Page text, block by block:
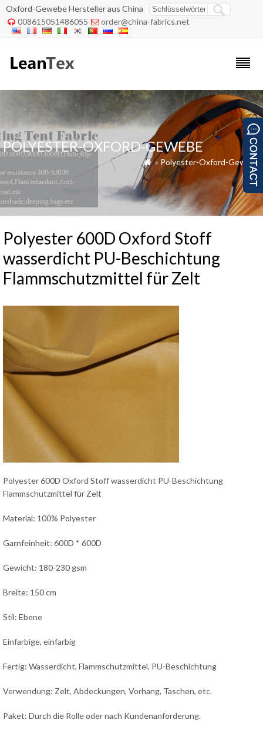
Oxford-Gewebe Hersteller aus China
 008615051486055  order@china-fabrics.net
POLYESTER-OXFORD-GEWEBE
 » Polyester-Oxford-Gewebe
Polyester 600D Oxford Stoff
wasserdicht PU-Beschichtung
Flammschutzmittel für Zelt
Polyester 600D Oxford Stoff wasserdicht PU-Beschichtung
Flammschutzmittel für Zelt
Material: 100% Polyester
Garnfeinheit: 600D * 600D
Gewicht: 180-230 gsm
Breite: 150 cm
Stil: Ebene
Einfarbige, einfarbig
Fertig: Wasserdicht, Flammschutzmittel, PU-Beschichtung
Verwendung: Zelt, Abdeckungen, Vorhang, Taschen, etc.
Paket: Durch die Rolle oder nach Kundenanforderung.